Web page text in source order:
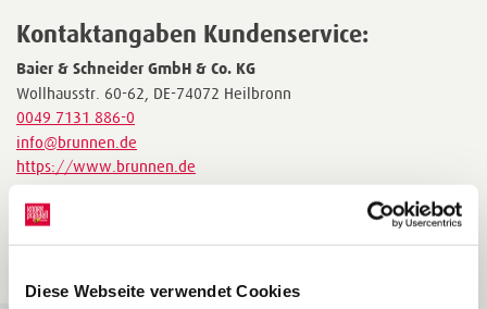
Diese Webseite verwendet Cookies
Kontaktangaben Kundenservice:
Baier & Schneider GmbH & Co. KG
Wollhausstr. 60-62, DE-74072 Heilbronn
0049 7131 886-0
info@brunnen.de
https://www.brunnen.de